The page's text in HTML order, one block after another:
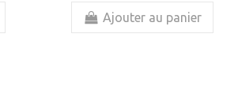
Ajouter au panier